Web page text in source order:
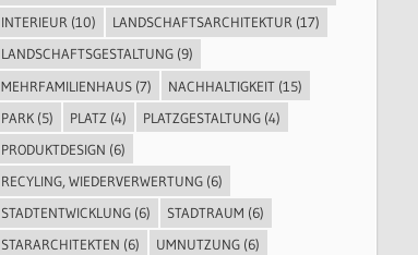
INTERIEUR (10) LANDSCHAFTSARCHITEKTUR (17)
LANDSCHAFTSGESTALTUNG (9)
MEHRFAMILIENHAUS (7) NACHHALTIGKEIT (15)
PARK (5) PLATZ (4) PLATZGESTALTUNG (4)
PRODUKTDESIGN (6)
RECYLING, WIEDERVERWERTUNG (6)
STADTENTWICKLUNG (6) STADTRAUM (6)
STARARCHITEKTEN (6) UMNUTZUNG (6)